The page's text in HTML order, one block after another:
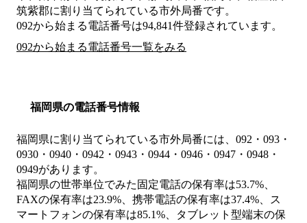
筑紫郡に割り当てられている市外局番です。
092から始まる電話番号は94,841件登録されています。
092から始まる電話番号一覧をみる
福岡県の電話番号情報
福岡県に割り当てられている市外局番には、092・093・
0930・0940・0942・0943・0944・0946・0947・0948・
0949があります。
福岡県の世帯単位でみた固定電話の保有率は53.7%、
FAXの保有率は23.9%、携帯電話の保有率は37.4%、ス
マートフォンの保有率は85.1%、タブレット型端末の保